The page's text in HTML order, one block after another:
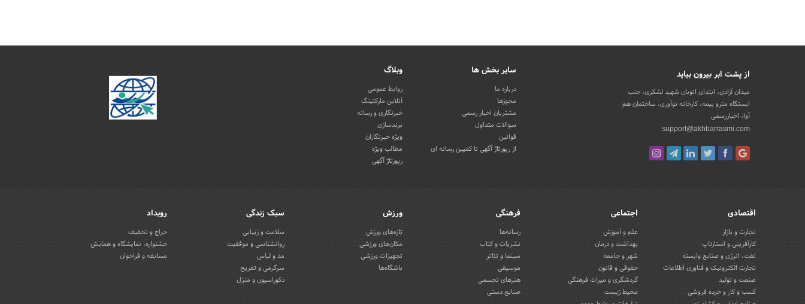
از پشت ابر بیرون بیاید
میدان آزادی، ابتدای اتوبان شهید لشکری، جنب
ایستگاه مترو بیمه، کارخانه نوآوری، ساختمان هم
آوا، اخباررسمی
support@akhbarrasmi.com
سایر بخش ها
درباره ما
مجوزها
مشتریان اخبار رسمی
سوالات متداول
قوانین
از رپورتاژ آگهی تا کمپین رسانه ای
وبلاگ
روابط عمومی
آنلاین مارکتینگ
خبرنگاری و رسانه
برندسازی
ویژه خبرنگاران
مطالب ویژه
رپورتاژ آگهی
اقتصادی
تجارت و بازار
کارآفرینی و استارتاپ
نفت، انرژی و صنایع وابسته
تجارت الکترونیک و فناوری اطلاعات
صنعت و تولید
کسب و کار و خرده فروشی
اجتماعی
علم و آموزش
بهداشت و درمان
شهر و جامعه
حقوقی و قانون
گردشگری و میراث فرهنگی
محیط زیست
فرهنگی
رسانه‌ها
نشریات و کتاب
سینما و تئاتر
موسیقی
هنرهای تجسمی
صنایع دستی
ورزش
تازه‌های ورزش
مکان‌های ورزشی
تجهیزات ورزشی
باشگاه‌ها
سبک زندگی
سلامت و زیبایی
روانشناسی و موفقیت
مد و لباس
سرگرمی و تفریح
دکوراسیون و منزل
رویداد
حراج و تخفیف
جشنواره، نمایشگاه و همایش
مسابقه و فراخوان